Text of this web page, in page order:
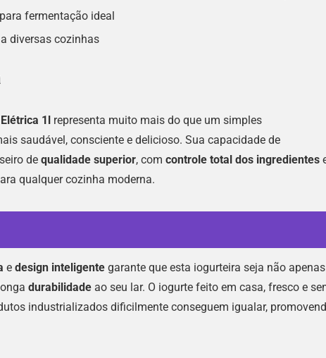
fermentação ideal
diversas cozinhas
1l representa muito mais do que um simples
saudável, consciente e delicioso. Sua capacidade de
de qualidade superior, com controle total dos ingredientes
qualquer cozinha moderna.
e design inteligente garante que esta iogurteira seja não apenas
durabilidade ao seu lar. O iogurte feito em casa, fresco e
industrializados dificilmente conseguem igualar,